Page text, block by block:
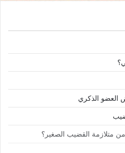
العضو الذكري
متلازمة القضيب الصغير؟